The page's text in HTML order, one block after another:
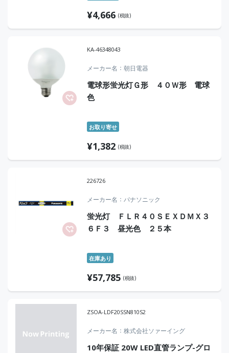
¥4,666 (税抜)
KA-46348043
メーカー名 朝日電器
電球形蛍光灯Ｇ形 ４０Ｗ形 電球
色
お取り寄せ
¥1,382 (税抜)
226726
メーカー名 パナソニック
蛍光灯 ＦＬＲ４０ＳＥＸＤＭＸ３
６Ｆ３ 昼光色 ２５本
在庫あり
¥57,785 (税抜)
ZSOA-LDF20SSN810S2
メーカー名 株式会社ソァーイング
10年保証 20W LED直管ランプ-グロ